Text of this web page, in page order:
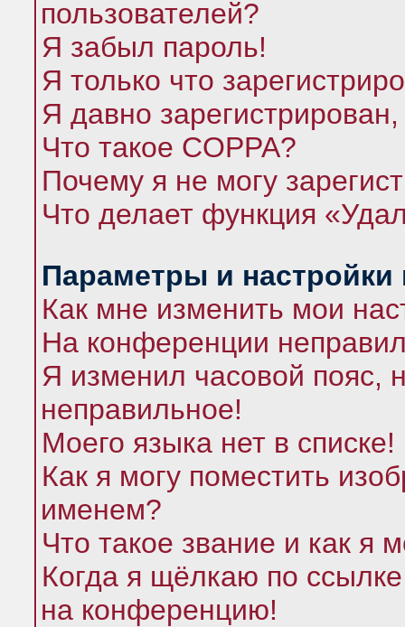
пользователей?
Я забыл пароль!
Я только что
Я давно
Что такое COPPA?
Почему я не могу
Что делает функция
Параметры и настройки
Как мне изменить мои
На конференции
Я изменил часовой пояс,
неправильное!
Моего языка нет в списке!
Как я могу поместить
именем?
Что такое звание и как я
Когда я щёлкаю по
на конференцию!